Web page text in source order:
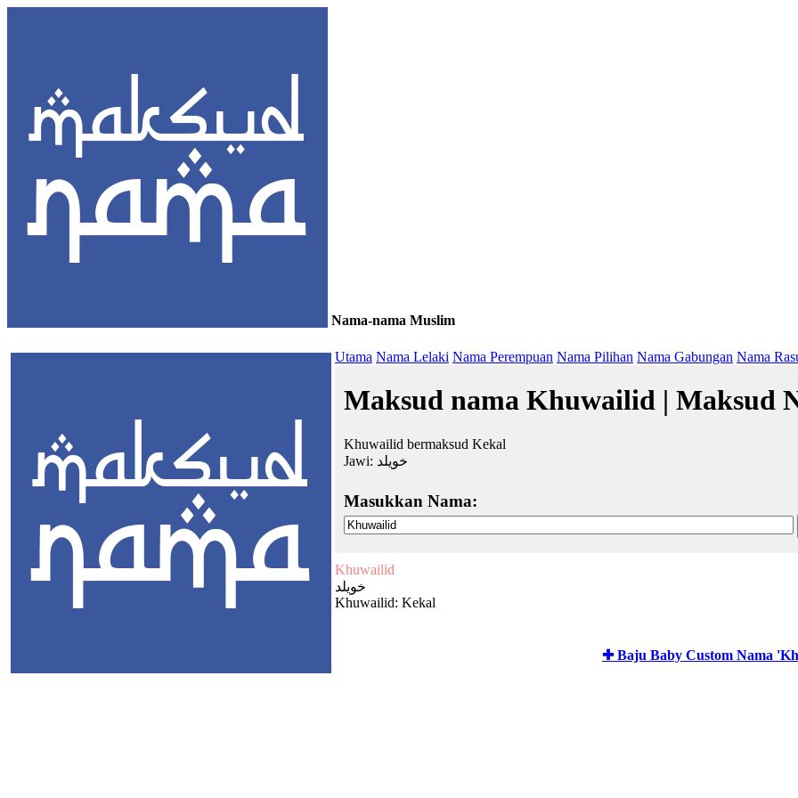
Nama-nama Muslim
Utama Nama Lelaki Nama Perempuan Nama Pilihan Nama Gabungan Nama
Maksud nama Khuwailid | Maksud
Khuwailid bermaksud Kekal
Jawi: خويلد
Masukkan Nama:
Khuwailid
خويلد
Khuwailid: Kekal
✚ Baju Baby Custom Nama